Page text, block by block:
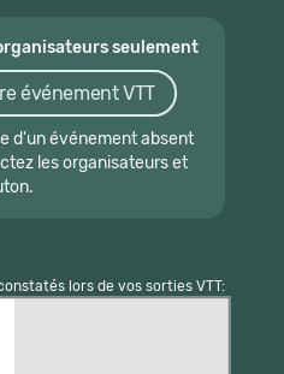
seulement
événement VTT
d'un événement absent
les organisateurs et
lors de vos sorties VTT: